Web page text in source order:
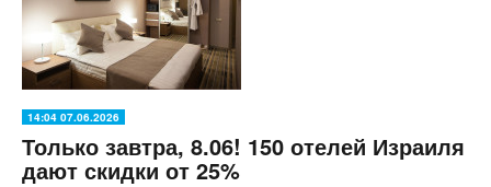
14:04 07.06.2026
Только завтра, 8.06! 150 отелей Израиля
дают скидки от 25%